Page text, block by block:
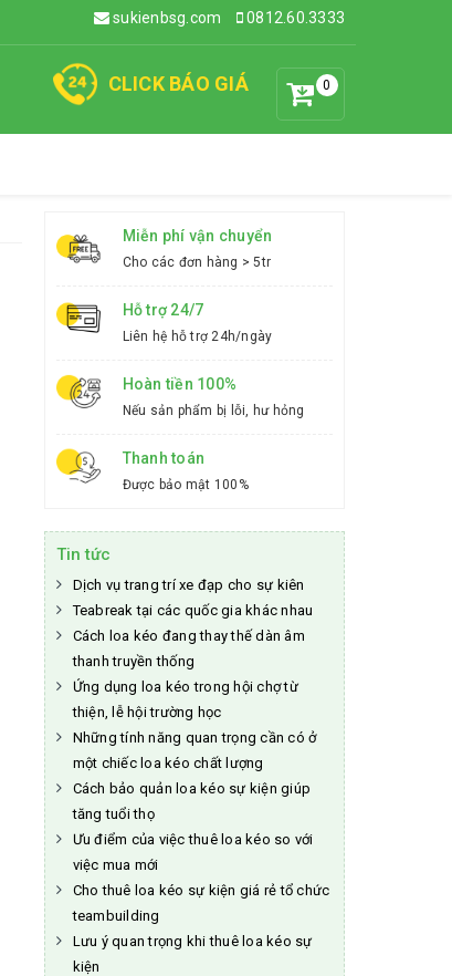
sukienbsg.com 0812.60.3333
0
CLICK BÁO GIÁ
Miễn phí vận chuyển
Cho các đơn hàng > 5tr
Hỗ trợ 24/7
Liên hệ hỗ trợ 24h/ngày
Hoàn tiền 100%
Nếu sản phẩm bị lỗi, hư hỏng
Thanh toán
Được bảo mật 100%
Tin tức
Dịch vụ trang trí xe đạp cho sự kiên
Teabreak tại các quốc gia khác nhau
Cách loa kéo đang thay thế dàn âm
thanh truyền thống
Ứng dụng loa kéo trong hội chợ từ
thiện, lễ hội trường học
Những tính năng quan trọng cần có ở
một chiếc loa kéo chất lượng
Cách bảo quản loa kéo sự kiện giúp
tăng tuổi thọ
Ưu điểm của việc thuê loa kéo so với
việc mua mới
Cho thuê loa kéo sự kiện giá rẻ tổ chức
teambuilding
Lưu ý quan trọng khi thuê loa kéo sự
kiện